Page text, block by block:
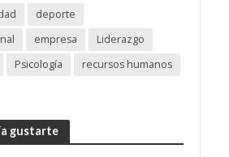
deporte
empresa
Liderazgo
Psicología
recursos humanos
gustarte